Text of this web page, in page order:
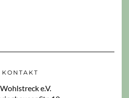
KONTAKT
e.V.